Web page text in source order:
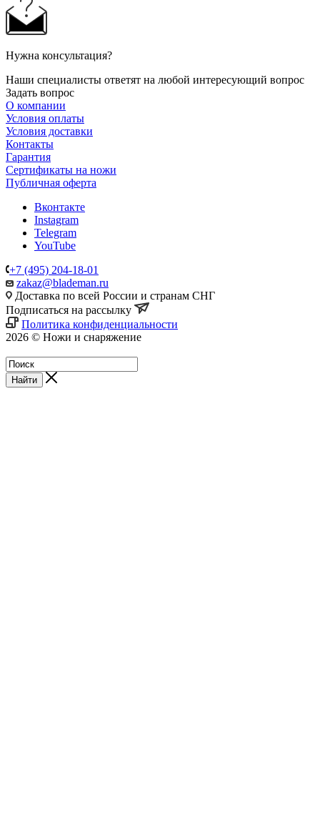
Нужна консультация?
Наши специалисты ответят на любой интересующий вопрос
Задать вопрос
О компании
Условия оплаты
Условия доставки
Контакты
Гарантия
Сертификаты на ножи
Публичная оферта
Вконтакте
Instagram
Telegram
YouTube
+7 (495) 204-18-01
zakaz@blademan.ru
Доставка по всей России и странам СНГ
Подписаться на рассылку
Политика конфиденциальности
2026 © Ножи и снаряжение
Найти